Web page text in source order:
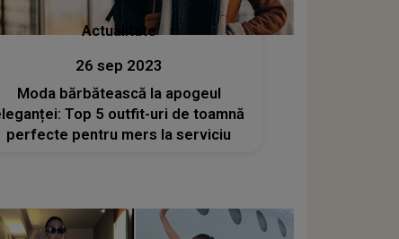
Actualitate
26 sep 2023
Moda bărbătească la apogeul
Top 5 outfit-uri de toamnă
perfecte pentru mers la serviciu